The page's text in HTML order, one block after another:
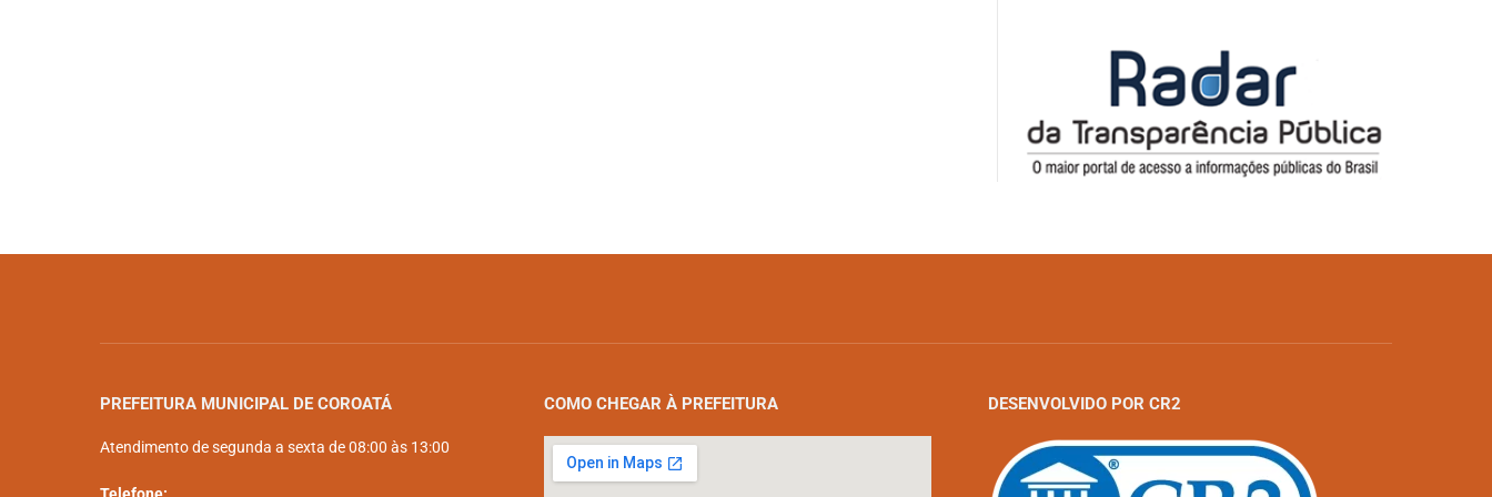
PREFEITURA MUNICIPAL DE COROATÁ
Atendimento de segunda a sexta de 08:00 às 13:00
COMO CHEGAR À PREFEITURA DESENVOLVIDO POR CR2